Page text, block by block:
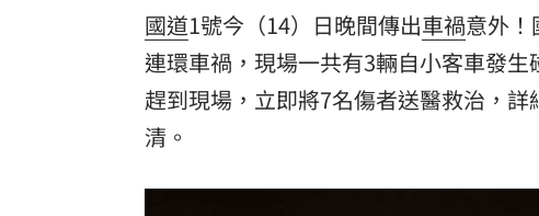
國道1號今（14）日晚間傳出車禍意外
連環車禍，現場一共有3輛自小客車發
趕到現場，立即將7名傷者送醫救治，
清。